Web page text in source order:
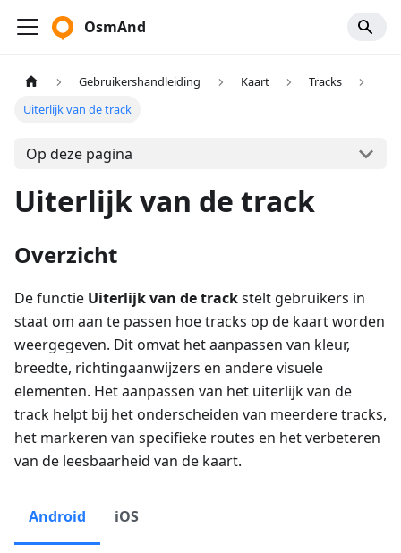
OsmAnd
Gebruikershandleiding Kaart
Tracks
Uiterlijk van de track
Op deze pagina
Uiterlijk van de track
Overzicht
De functie Uiterlijk van de trackstelt gebruikers in
staat om aan te passen hoe tracks op de kaart worden
weergegeven. Dit omvat het aanpassen van kleur,
breedte, richtingaanwijzers en andere visuele
elementen. Het aanpassen van het uiterlijk van de
track helpt bij het onderscheiden van meerdere tracks,
het markeren van specifieke routes en het verbeteren
van de leesbaarheid van de kaart.
Android iOS